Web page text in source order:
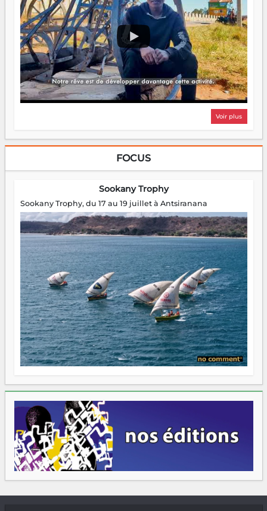
Voir plus
FOCUS
Sookany Trophy
Sookany Trophy, du 17 au 19 juillet à Antsiranana